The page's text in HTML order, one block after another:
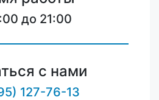
до 21:00
с нами
127-76-13